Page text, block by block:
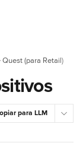
Quest (para Retail)
para LLM